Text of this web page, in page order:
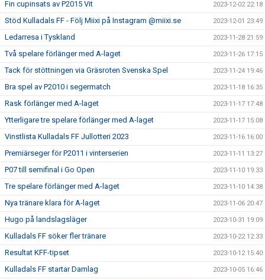
Fin cupinsats av P2015 Vit 2023-12-02 22:18
Stöd Kulladals FF - Följ Miixi på Instagram @miixi.se 2023-12-01 23:49
Ledarresa i Tyskland 2023-11-28 21:59
Två spelare förlänger med A-laget 2023-11-26 17:15
Tack för stöttningen via Gräsroten Svenska Spel 2023-11-24 19:46
Bra spel av P2010 i segermatch 2023-11-18 16:35
Rask förlänger med A-laget 2023-11-17 17:48
Ytterligare tre spelare förlänger med A-laget 2023-11-17 15:08
Vinstlista Kulladals FF Jullotteri 2023 2023-11-16 16:00
Premiärseger för P2011 i vinterserien 2023-11-11 13:27
P07 till semifinal i Go Open 2023-11-10 19:33
Tre spelare förlänger med A-laget 2023-11-10 14:38
Nya tränare klara för A-laget 2023-11-06 20:47
Hugo på landslagsläger 2023-10-31 19:09
Kulladals FF söker fler tränare 2023-10-22 12:33
Resultat KFF-tipset 2023-10-12 15:40
Kulladals FF startar Damlag 2023-10-05 16:46